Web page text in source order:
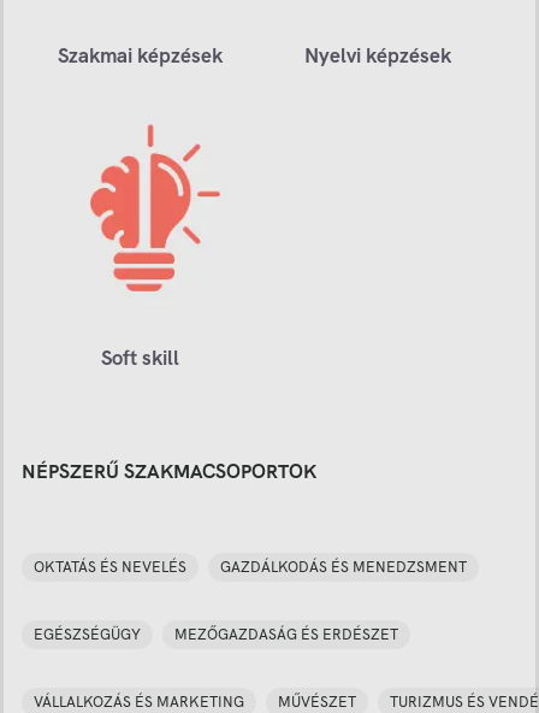
Szakmai képzések Nyelvi képzések
Soft skill
NÉPSZERŰ SZAKMACSOPORTOK
OKTATÁS ÉS NEVELÉS GAZDÁLKODÁS ÉS MENEDZSMENT
EGÉSZSÉGÜGY MEZŐGAZDASÁG ÉS ERDÉSZET
VÁLLALKOZÁS ÉS MARKETING MŰVÉSZET TURIZMUS ÉS